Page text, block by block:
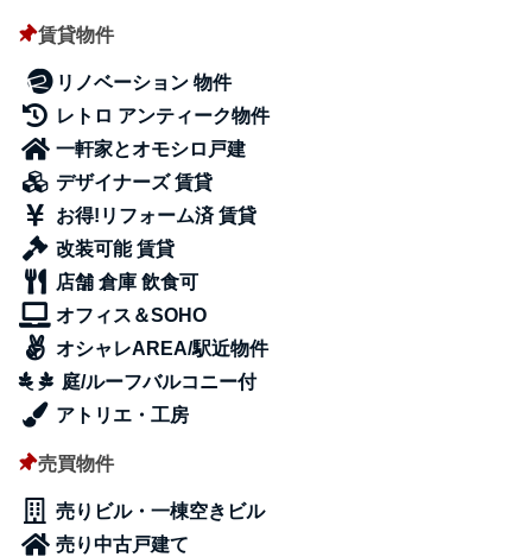
賃貸物件
リノベーション 物件
レトロ アンティーク物件
一軒家とオモシロ戸建
デザイナーズ 賃貸
お得!リフォーム済 賃貸
改装可能 賃貸
店舗 倉庫 飲食可
オフィス＆SOHO
オシャレAREA/駅近物件
庭/ルーフバルコニー付
アトリエ・工房
売買物件
売りビル・一棟空きビル
売り中古戸建て